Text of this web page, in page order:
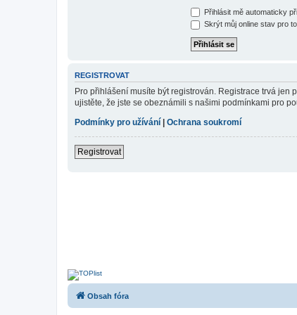
Přihlásit mě automaticky
Skrýt můj online stav pro
REGISTROVAT
Pro přihlášení musíte být registrován. Registrace trvá jen
ujistěte, že jste se obeznámili s našimi podmínkami pro
Podmínky pro užívání
Ochrana soukromí
Registrovat
Obsah fóra